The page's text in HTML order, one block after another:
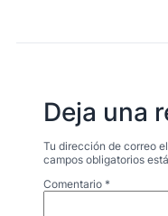
Deja una
Tu dirección de correo
campos obligatorios
Comentario *